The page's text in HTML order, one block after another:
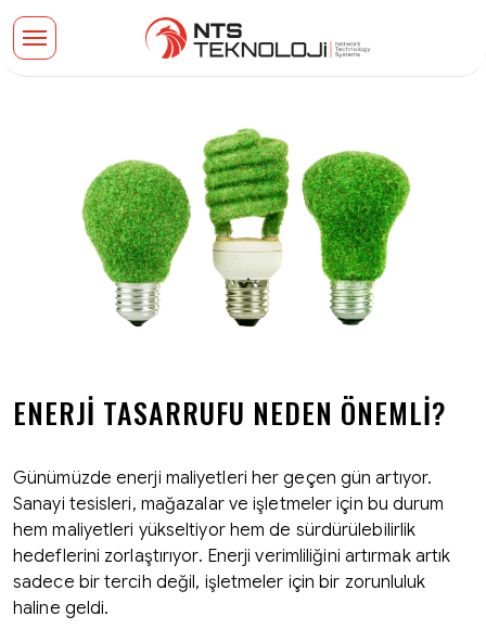
ENERJI TASARRUFU NEDEN ÖNEMLI?
Günümüzde enerji maliyetleri her geçen gün artıyor.
Sanayi tesisleri, mağazalar ve işletmeler için bu durum
hem maliyetleri yükseltiyor hem de sürdürülebilirlik
hedeflerini zorlaştırıyor. Enerji verimliliğini artırmak artık
sadece bir tercih değil, işletmeler için bir zorunluluk
haline geldi.